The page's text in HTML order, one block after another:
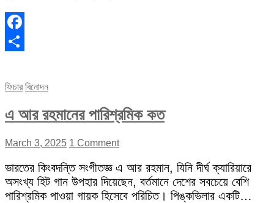
Facebook
ফিচার বিনোদন
এ আর রহমানের পারিশ্রমিক কত
March 3, 2025 1 Comment
ভারতের কিংবদন্তি সংগীতজ্ঞ এ আর রহমান, যিনি দীর্ঘ ক্যারিয়ারে
অসংখ্য হিট গান উপহার দিয়েছেন, বর্তমানে দেশের সবচেয়ে বেশি
পারিশ্রমিক পাওয়া গায়ক হিসেবে পরিচিত। পিঙ্কভিলার একটি…